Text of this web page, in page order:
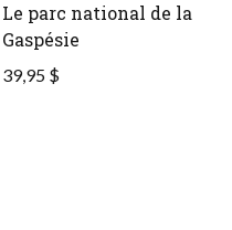
Le parc national de la
Gaspésie
39,95 $